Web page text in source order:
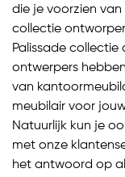
die je voorzien
collectie
Palissade collectie
ontwerpers
van
meubilair voor
Natuurlijk kun je
met onze
het antwoord op